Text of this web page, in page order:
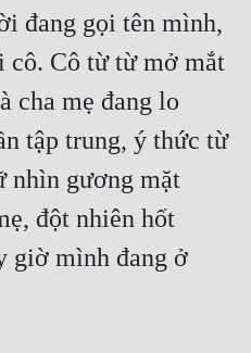
đang gọi tên mình,
cô. Cô từ từ mở mắt
cha mẹ đang lo
tập trung, ý thức từ
nhìn gương mặt
đột nhiên hốt
giờ mình đang ở